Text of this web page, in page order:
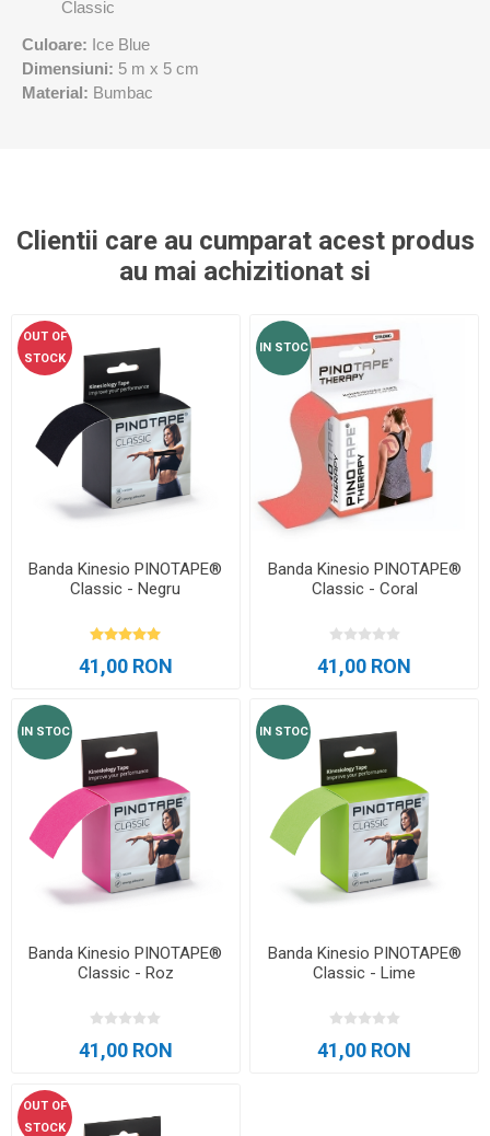
Classic
Culoare: Ice Blue
Dimensiuni: 5 m x 5 cm
Material: Bumbac
Clientii care au cumparat acest produs
au mai achizitionat si
OUT OF
STOCK
Banda Kinesio PINOTAPE®
Classic - Negru
41,00 RON
IN STOC
Banda Kinesio PINOTAPE®
Classic - Coral
41,00 RON
IN STOC
Banda Kinesio PINOTAPE®
Classic - Roz
41,00 RON
IN STOC
Banda Kinesio PINOTAPE®
Classic - Lime
41,00 RON
OUT OF
STOCK